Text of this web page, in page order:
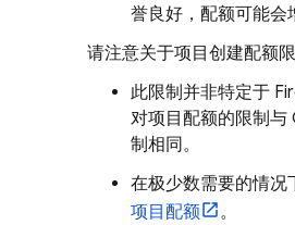
誉良好，配额可能会
请注意关于项目创建配额
此限制并非特定于
对项目配额的限制与
制相同。
在极少数需要的情况
项目配额
。